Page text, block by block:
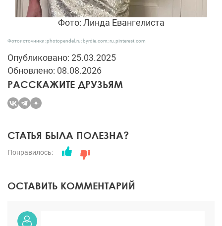
Фото: Линда Евангелиста
Фотоисточники: photopendel.ru; byrdie.com; ru.pinterest.com
Опубликовано: 25.03.2025
Обновлено: 08.08.2026
РАССКАЖИТЕ ДРУЗЬЯМ
СТАТЬЯ БЫЛА ПОЛЕЗНА?
Понравилось:
ОСТАВИТЬ КОММЕНТАРИЙ